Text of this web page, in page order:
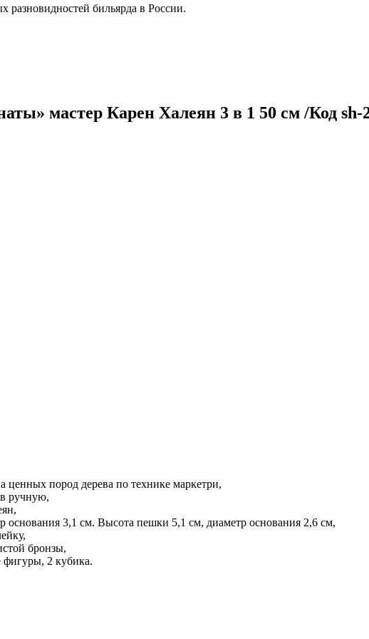
бильярда в России.
мастер Карен Халеян 3 в 1 50 см /Код sh-
ценных пород дерева по технике маркетри,
ручную,
основания 3,1 см. Высота пешки 5,1 см, диаметр основания 2,6 см,
бронзы,
2 кубика.